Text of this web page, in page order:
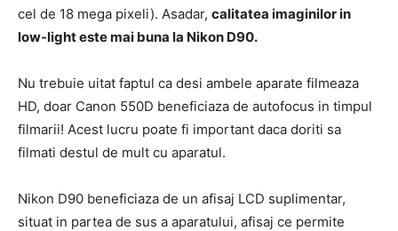
cel de 18 mega pixeli). Asadar, calitatea imaginilor in
low-light este mai buna la Nikon D90.
Nu trebuie uitat faptul ca desi ambele aparate filmeaza
HD, doar Canon 550D beneficiaza de autofocus in timpul
filmarii! Acest lucru poate fi important daca doriti sa
filmati destul de mult cu aparatul.
Nikon D90 beneficiaza de un afisaj LCD suplimentar,
situat in partea de sus a aparatului, afisaj ce permite